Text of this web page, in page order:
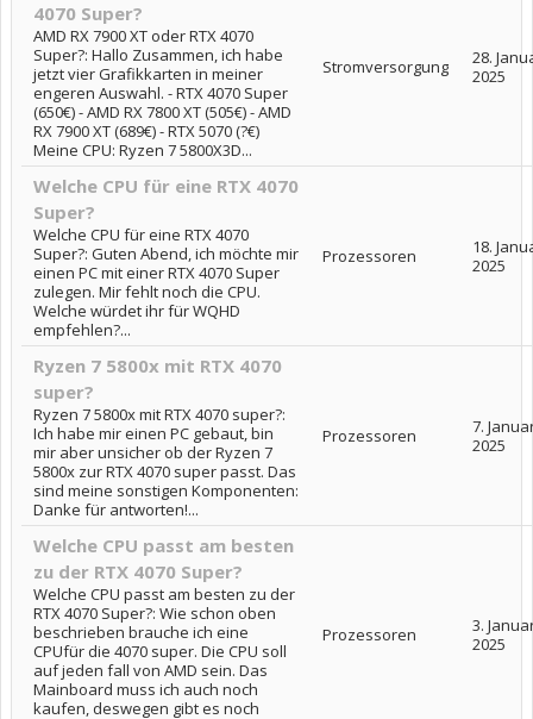
4070 Super?
AMD RX 7900 XT oder RTX 4070
Super?: Hallo Zusammen, ich habe
jetzt vier Grafikkarten in meiner
engeren Auswahl. - RTX 4070 Super
(650€) - AMD RX 7800 XT (505€) - AMD
RX 7900 XT (689€) - RTX 5070 (?€)
Meine CPU: Ryzen 7 5800X3D...
Stromversorgung
28.
2025
Welche CPU für eine RTX 4070
Super?
Welche CPU für eine RTX 4070
Super?: Guten Abend, ich möchte mir
einen PC mit einer RTX 4070 Super
zulegen. Mir fehlt noch die CPU.
Welche würdet ihr für WQHD
empfehlen?...
Prozessoren
18.
2025
Ryzen 7 5800x mit RTX 4070
super?
Ryzen 7 5800x mit RTX 4070 super?:
Ich habe mir einen PC gebaut, bin
mir aber unsicher ob der Ryzen 7
5800x zur RTX 4070 super passt. Das
sind meine sonstigen Komponenten:
Danke für antworten!...
Prozessoren
7.
2025
Welche CPU passt am besten
zu der RTX 4070 Super?
Welche CPU passt am besten zu der
RTX 4070 Super?: Wie schon oben
beschrieben brauche ich eine
CPUfür die 4070 super. Die CPU soll
auf jeden fall von AMD sein. Das
Mainboard muss ich auch noch
kaufen, deswegen gibt es noch
Prozessoren
3.
2025